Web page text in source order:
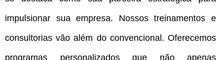
impulsionar sua empresa. Nossos treinamentos e
consultorias vão além do convencional. Oferecemos
programas personalizados que não apenas